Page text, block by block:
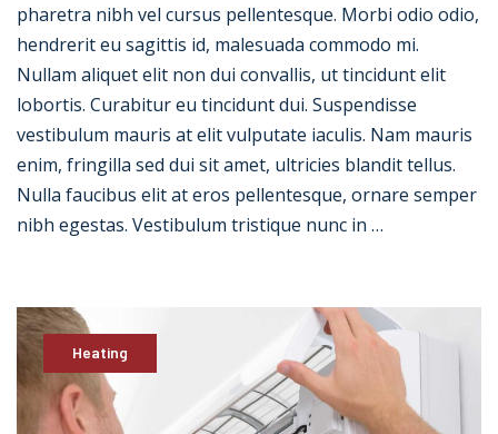
pharetra nibh vel cursus pellentesque. Morbi odio odio,
hendrerit eu sagittis id, malesuada commodo mi.
Nullam aliquet elit non dui convallis, ut tincidunt elit
lobortis. Curabitur eu tincidunt dui. Suspendisse
vestibulum mauris at elit vulputate iaculis. Nam mauris
enim, fringilla sed dui sit amet, ultricies blandit tellus.
Nulla faucibus elit at eros pellentesque, ornare semper
nibh egestas. Vestibulum tristique nunc in …
Heating